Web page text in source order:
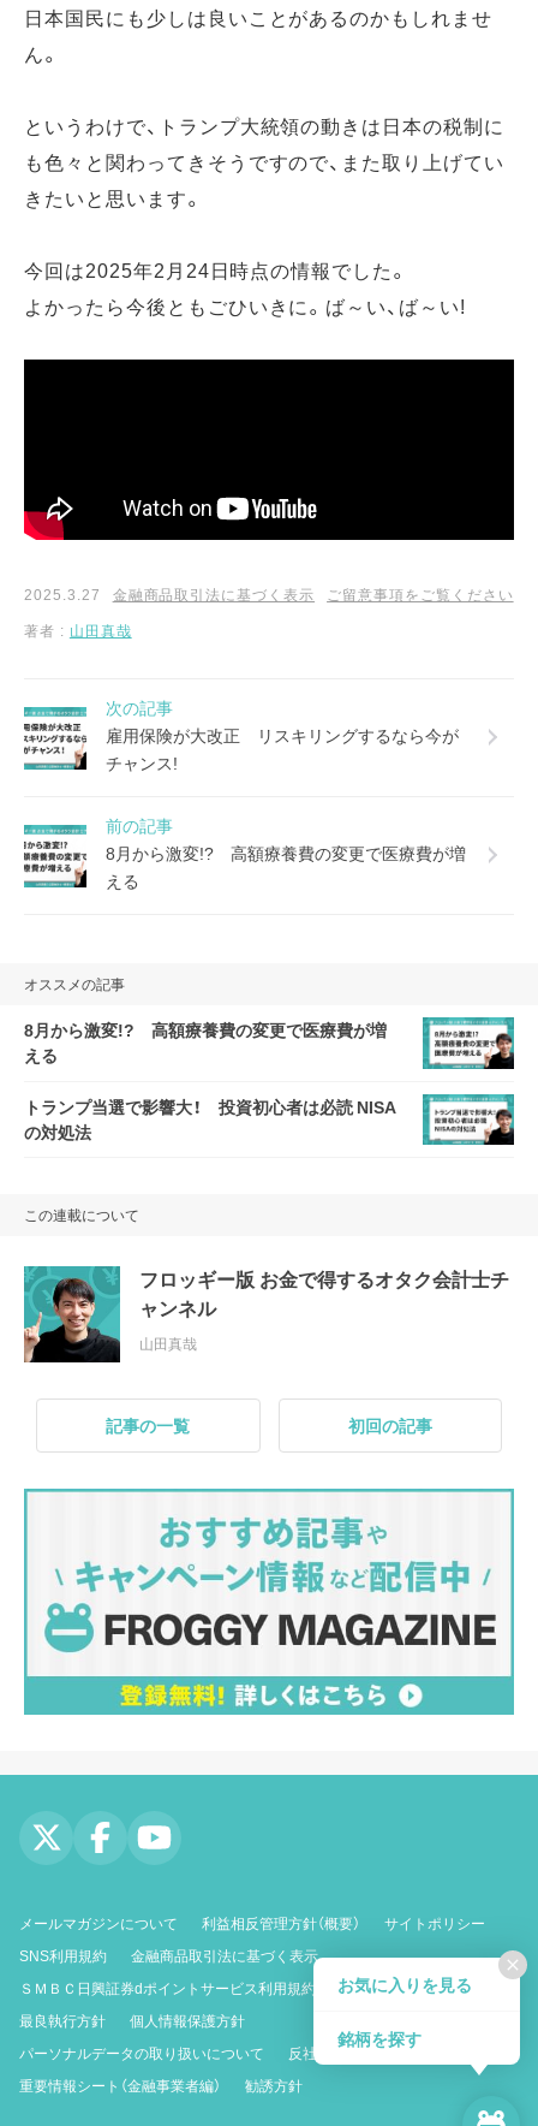
日本国民にも少しは良いことがあるのかもしれませ
ん。
というわけで、トランプ大統領の動きは日本の税制に
も色々と関わってきそうですので、また取り上げてい
きたいと思います。
今回は2025年2月24日時点の情報でした。
よかったら今後ともごひいきに。ば～い、ば～い!
2025.3.27 金融商品取引法に基づく表示
ご留意事項をご覧ください
著者 : 山田真哉
次の記事
雇用保険が大改正 リスキリングするなら今が
チャンス!
前の記事
8月から激変!? 高額療養費の変更で医療費が増
える
オススメの記事
8月から激変!? 高額療養費の変更で医療費が増
える
トランプ当選で影響大！ 投資初心者は必読 NISA
の対処法
この連載について
フロッギー版 お金で得するオタク会計士チ
ャンネル
山田真哉
記事の一覧 初回の記事
close
お気に入りを見る
銘柄を探す
メールマガジンについて 利益相反管理方針（概要）
サイトポリシー
SNS利用規約
金融商品取引法に基づく表示
ＳＭＢＣ日興証券dポイントサービス利用規約
最良執行方針
個人情報保護方針
パーソナルデータの取り扱いについて
反社会的勢力に対する基本方針
重要情報シート（金融事業者編）
勧誘方針